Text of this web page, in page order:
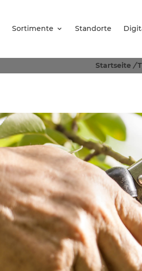
Sortimente Standorte
Startseite /